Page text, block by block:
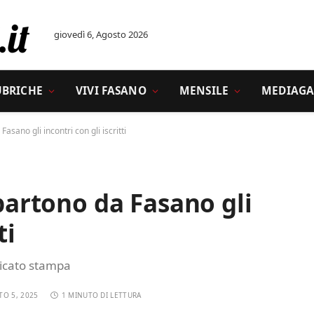
giovedì 6, Agosto 2026
VIVI FASANO MENSILE
gli incontri con gli iscritti
da Fasano gli
stampa
5, 2025 1 MINUTO DI LETTURA